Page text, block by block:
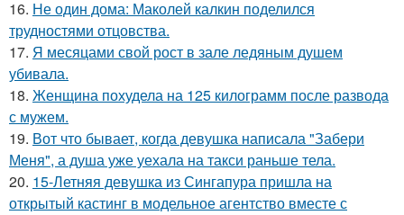
16. Не один дома: Маколей калкин поделился
трудностями отцовства.
17. Я месяцами свой рост в зале ледяным душем
убивала.
18. Женщина похудела на 125 килограмм после развода
с мужем.
19. Вот что бывает, когда девушка написала "Забери
Меня", а душа уже уехала на такси раньше тела.
20. 15-Летняя девушка из Сингапура пришла на
открытый кастинг в модельное агентство вместе с